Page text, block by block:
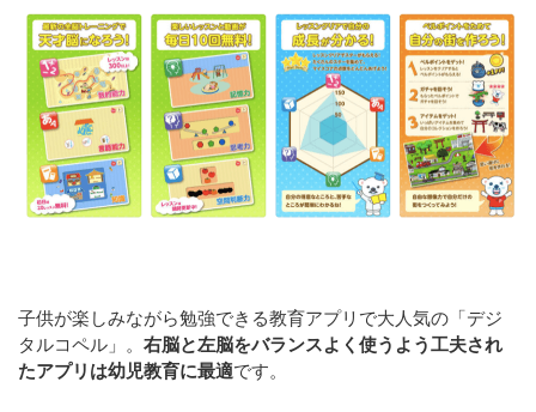
子供が楽しみながら勉強できる教育アプリで大人気の「デジ
タルコペル」。 右脳と左脳をバランスよく使うよう工夫され
たアプリは幼児教育に最適です。